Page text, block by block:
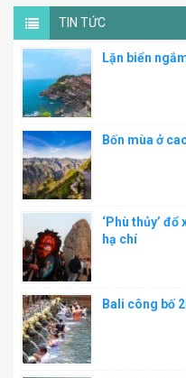
TIN TỨC
Lặn biển
Bốn mùa ở
‘Phù thủy’
hạ chí
Bali công bố